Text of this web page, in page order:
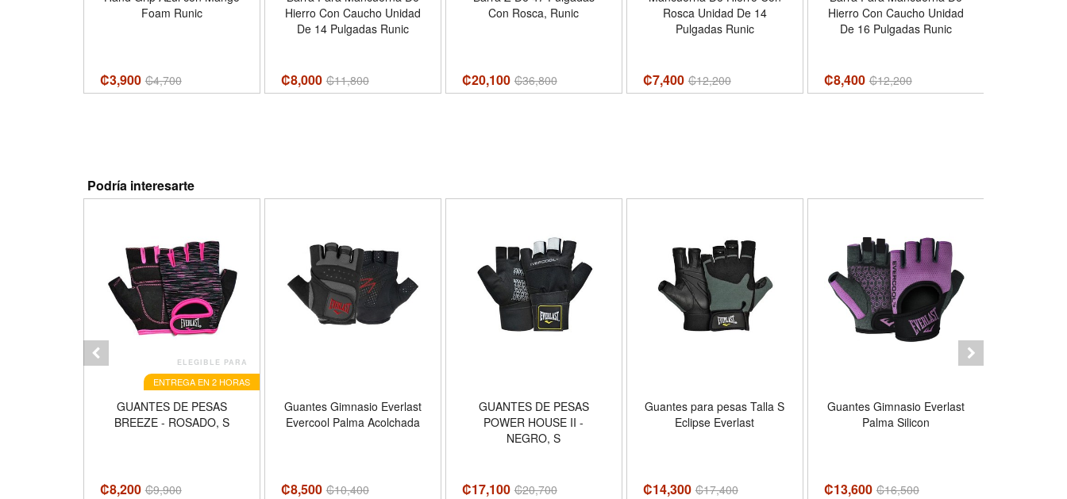
Foam Runic
₡3,900 ₡4,700
Hierro Con Caucho Unidad
De 14 Pulgadas Runic
₡8,000 ₡11,800
Con Rosca, Runic
₡20,100 ₡36,800
Rosca Unidad De 14
Pulgadas Runic
₡7,400 ₡12,200
Hierro Con Caucho Unidad
De 16 Pulgadas Runic
₡8,400 ₡12,200
Podría interesarte
ELEGIBLE PARA
ENTREGA EN 2 HORAS
GUANTES DE PESAS
BREEZE - ROSADO, S
₡8,200 ₡9,900
Guantes Gimnasio Everlast
Evercool Palma Acolchada
₡8,500 ₡10,400
GUANTES DE PESAS
POWER HOUSE II -
NEGRO, S
₡17,100 ₡20,700
Guantes para pesas Talla S
Eclipse Everlast
₡14,300 ₡17,400
Guantes Gimnasio Everlast
Palma Silicon
₡13,600 ₡16,500